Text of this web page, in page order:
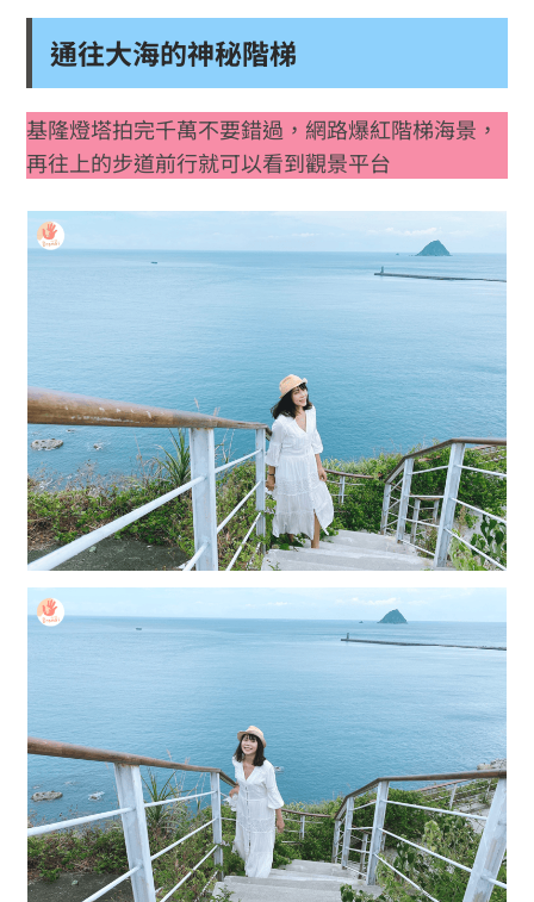
通往大海的神秘階梯
基隆燈塔拍完千萬不要錯過，網路爆紅階梯海景，
再往上的步道前行就可以看到觀景平台